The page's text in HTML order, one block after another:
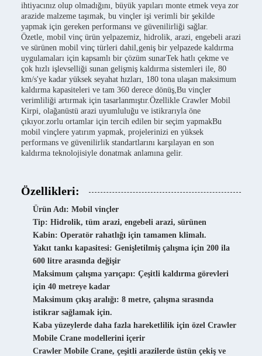
ihtiyacınız olup olmadığını, büyük yapıları monte etmek veya zor
arazide malzeme taşımak, bu vinçler işi verimli bir şekilde
yapmak için gereken performansı ve güvenilirliği sağlar.
Özetle, mobil vinç ürün yelpazemiz, hidrolik, arazi, engebeli arazi
ve sürünen mobil vinç türleri dahil,geniş bir yelpazede kaldırma
uygulamaları için kapsamlı bir çözüm sunarTek hatlı çekme ve
çok hızlı işlevselliği sunan gelişmiş kaldırma sistemleri ile, 80
km/s'ye kadar yüksek seyahat hızları, 180 tona ulaşan maksimum
kaldırma kapasiteleri ve tam 360 derece dönüş,Bu vinçler
verimliliği artırmak için tasarlanmıştır.Özellikle Crawler Mobil
Kirpi, olağanüstü arazi uyumluluğu ve istikrarıyla öne
çıkıyor.zorlu ortamlar için tercih edilen bir seçim yapmakBu
mobil vinçlere yatırım yapmak, projelerinizi en yüksek
performans ve güvenilirlik standartlarını karşılayan en son
kaldırma teknolojisiyle donatmak anlamına gelir.
Özellikleri:
Ürün Adı: Mobil vinçler
Tip: Hidrolik, tüm arazi, engebeli arazi, sürünen
Kabin: Operatör rahatlığı için tamamen klimalı.
Yakıt tankı kapasitesi: Genişletilmiş çalışma için 200 ila
600 litre arasında değişir
Maksimum çalışma yarıçapı: Çeşitli kaldırma görevleri
için 40 metreye kadar
Maksimum çıkış aralığı: 8 metre, çalışma sırasında
istikrar sağlamak için.
Kaba yüzeylerde daha fazla hareketlilik için özel Crawler
Mobile Crane modellerini içerir
Crawler Mobile Crane, çeşitli arazilerde üstün çekiş ve